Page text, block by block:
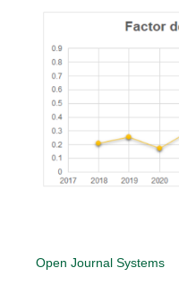
Open Journal Systems